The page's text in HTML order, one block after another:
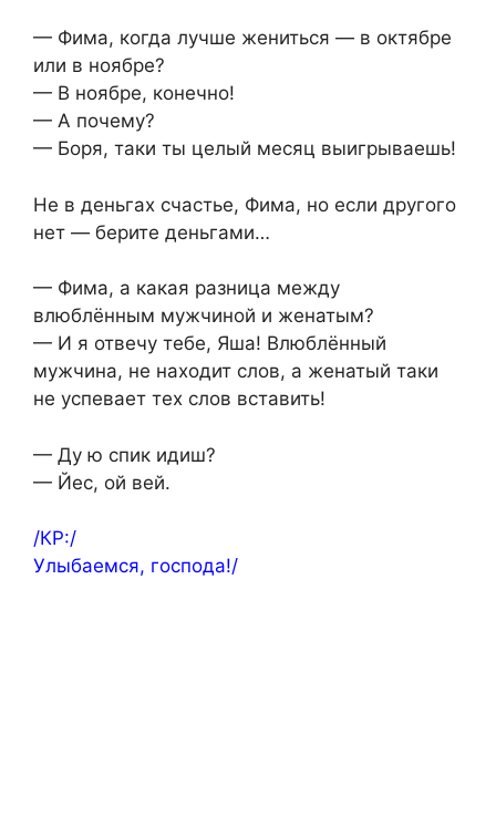
— Фима, когда лучше жениться — в октябре
или в ноябре?
— В ноябре, конечно!
— А почему?
— Боря, таки ты целый месяц выигрываешь!
Не в деньгах счастье, Фима, но если другого
нет — берите деньгами…
— Фима, а какая разница между
влюблённым мужчиной и женатым?
— И я отвечу тебе, Яша! Влюблённый
мужчина, не находит слов, а женатый таки
не успевает тех слов вставить!
— Ду ю спик идиш?
— Йес, ой вей.
/КР:/
Улыбаемся, господа!/